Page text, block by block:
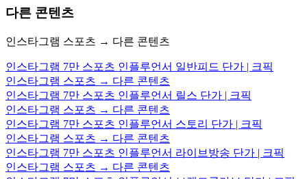
다른 콘텐츠
인스타그램 스포츠 → 다른 콘텐츠
인스타그램 7만 스포츠 인플루언서 일반피드 단가 | 크픽
인스타그램 스포츠 → 다른 콘텐츠
인스타그램 7만 스포츠 인플루언서 릴스 단가 | 크픽
인스타그램 스포츠 → 다른 콘텐츠
인스타그램 7만 스포츠 인플루언서 스토리 단가 | 크픽
인스타그램 스포츠 → 다른 콘텐츠
인스타그램 7만 스포츠 인플루언서 라이브방송 단가 | 크픽
인스타그램 스포츠 → 다른 콘텐츠